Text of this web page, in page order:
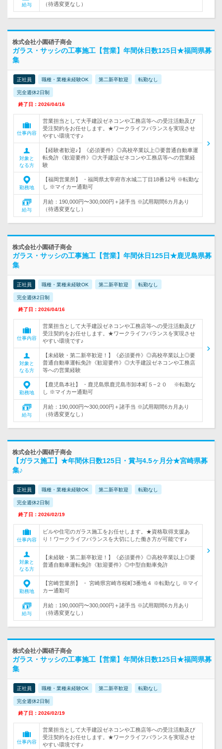
給与 （待遇変更なし）
株式会社小園硝子商会
ガラス・サッシの工事施工【営業】年間休日数125日★福岡県募
集
正社員 職種・業種未経験OK 第二新卒歓迎 転勤なし
完全週休2日制
終了日：2026/04/16
仕事内容
営業担当として大手建設ゼネコンや工務店等への受注活動及び
受注契約をお任せします。★ワークライフバランスを実現させ
やすい環境です♪
対象と
なる方
【経験者歓迎♪】《必須要件》◎高校卒業以上◎要普通自動車運
転免許《歓迎要件》◎大手建設ゼネコンや工務店等への営業経
験
勤務地
【福岡営業所】 ・福岡県太宰府市水城二丁目18番12号 ※転勤な
し ※マイカー通勤可
給与
月給：190,000円〜300,000円＋諸手当 ※試用期間6カ月あり
（待遇変更なし）
株式会社小園硝子商会
ガラス・サッシの工事施工【営業】年間休日125日★鹿児島県募
集
正社員 職種・業種未経験OK 第二新卒歓迎 転勤なし
完全週休2日制
終了日：2026/04/16
仕事内容
営業担当として大手建設ゼネコンや工務店等への受注活動及び
受注契約をお任せします。★ワークライフバランスを実現させ
やすい環境です♪
対象と
なる方
【未経験・第二新卒歓迎！】《必須要件》◎高校卒業以上◎要
普通自動車運転免許《歓迎要件》◎大手建設ゼネコンや工務店
等への営業経験
勤務地
【鹿児島本社】 ・鹿児島県鹿児島市卸本町５−２０ ※転勤な
し ※マイカー通勤可
給与
月給：190,000円〜300,000円＋諸手当 ※試用期間6カ月あり
（待遇変更なし）
株式会社小園硝子商会
【ガラス施工】★年間休日数125日・賞与4.5ヶ月分★宮崎県募
集♪
正社員 職種・業種未経験OK 第二新卒歓迎 転勤なし
完全週休2日制
終了日：2026/02/19
仕事内容
ビルや住宅のガラス施工をお任せします。★資格取得支援あ
り！ワークライフバランスを大切にした働き方が可能です♪
対象と
なる方
【未経験・第二新卒歓迎！】《必須要件》◎高校卒業以上◎要
普通自動車運転免許《歓迎要件》◎中型自動車免許
勤務地
【宮崎営業所】 ・ 宮崎県宮崎市桜町3番地４ ※転勤なし ※マイ
カー通勤可
給与
月給：190,000円〜300,000円＋諸手当 ※試用期間6カ月あり
（待遇変更なし）
株式会社小園硝子商会
ガラス・サッシの工事施工【営業】年間休日数125日★福岡県募
集
正社員 職種・業種未経験OK 第二新卒歓迎 転勤なし
完全週休2日制
終了日：2026/02/19
仕事内容
営業担当として大手建設ゼネコンや工務店等への受注活動及び
受注契約をお任せします。★ワークライフバランスを実現させ
やすい環境です♪